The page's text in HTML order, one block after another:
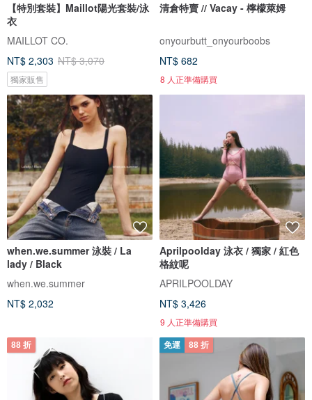
【特別套裝】Maillot陽光套裝/泳
衣
MAILLOT CO.
NT$ 2,303 NT$ 3,070
獨家販售
清倉特賣 // Vacay - 檸檬萊姆
onyourbutt_onyourboobs
NT$ 682
8 人正準備購買
when.we.summer 泳裝 / La
lady / Black
when.we.summer
NT$ 2,032
Aprilpoolday 泳衣 / 獨家 / 紅色
格紋呢
APRILPOOLDAY
NT$ 3,426
9 人正準備購買
88 折 免運 88 折